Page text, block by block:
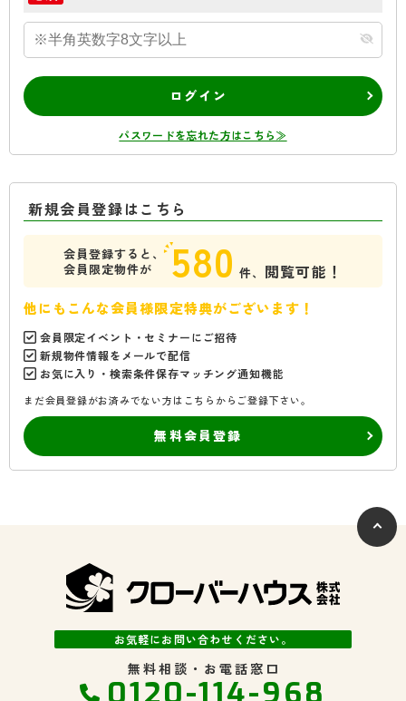
ログイン
パスワードを忘れた方はこちら≫
新規会員登録はこちら
会員登録すると、
会員限定物件が
580 件、 閲覧可能！
他にもこんな会員様限定特典がございます！
会員限定イベント・セミナーにご招待
新規物件情報をメールで配信
お気に入り・検索条件保存マッチング通知機能
まだ会員登録がお済みでない方はこちらからご登録下さい。
無料会員登録
お気軽にお問い合わせください。
無料相談・お電話窓口